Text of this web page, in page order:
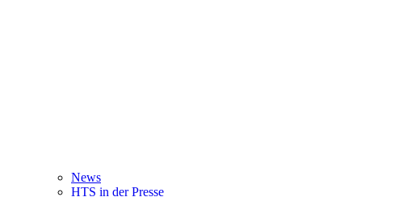
News
HTS in der Presse